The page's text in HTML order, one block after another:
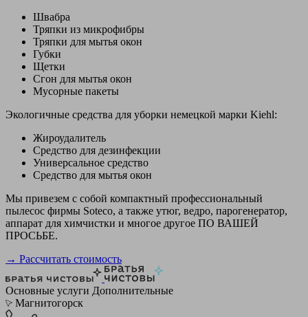
Швабра
Тряпки из микрофибры
Тряпки для мытья окон
Губки
Щетки
Сгон для мытья окон
Мусорные пакеты
Экологичные средства для уборки немецкой марки Kiehl:
Жироудалитель
Средство для дезинфекции
Универсальное средство
Средство для мытья окон
Мы привезем с собой компактный профессиональный
пылесос фирмы Soteco, а также утюг, ведро, парогенератор,
аппарат для химчистки и многое другое ПО ВАШЕЙ
ПРОСЬБЕ.
→ Рассчитать стоимость
Основные услуги Дополнительные
Магнитогорск